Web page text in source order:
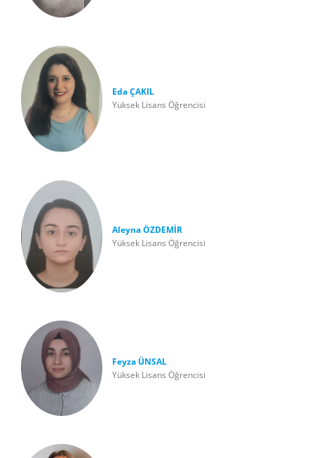
Eda ÇAKIL
Yüksek Lisans Öğrencisi
Aleyna ÖZDEMİR
Yüksek Lisans Öğrencisi
Feyza ÜNSAL
Yüksek Lisans Öğrencisi